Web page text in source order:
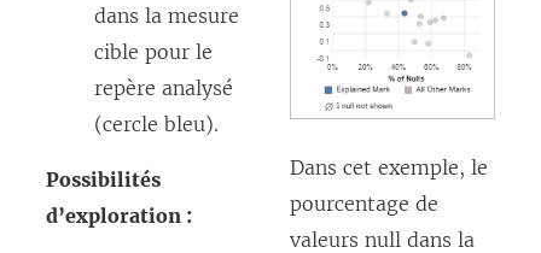
dans la mesure
cible pour le
repère analysé
(cercle bleu).
Possibilités
d’exploration :
Dans cet exemple, le
pourcentage de
valeurs null dans la